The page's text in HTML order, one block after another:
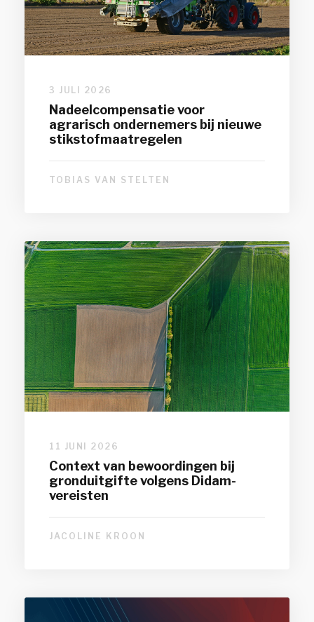
3 JULI 2026
Nadeelcompensatie voor
agrarisch ondernemers bij nieuwe
stikstofmaatregelen
TOBIAS VAN STELTEN
11 JUNI 2026
Context van bewoordingen bij
gronduitgifte volgens Didam-
vereisten
JACOLINE KROON